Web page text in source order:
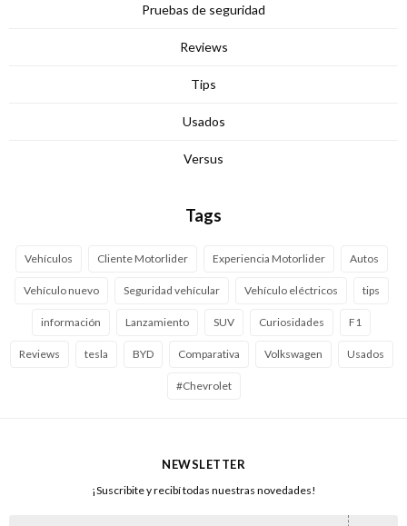
Pruebas de seguridad
Reviews
Tips
Usados
Versus
Tags
Vehículos Cliente Motorlider Experiencia Motorlider Autos
Vehículo nuevo Seguridad vehícular Vehículo eléctricos tips
información Lanzamiento SUV Curiosidades F1
Reviews tesla BYD Comparativa Volkswagen Usados
#Chevrolet
NEWSLETTER
¡Suscribite y recibí todas nuestras novedades!